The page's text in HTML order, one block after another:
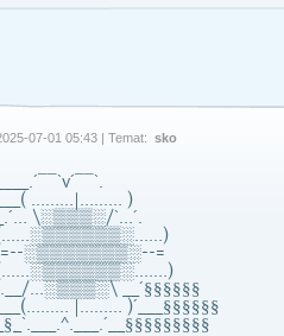
07-01 05:43 | Temat: sko
____.´¯¯`v´¯¯`.
___( ………|……… )
_.´… \░▒▒▒░/`…´.
░▒▒▒▒▒▒▒░--=
…░▒▒▒░\ __´§§§§§§
___(……… |……… )´___§§§§§§
_§_`.___.^.___.´__§§§§§§§§§